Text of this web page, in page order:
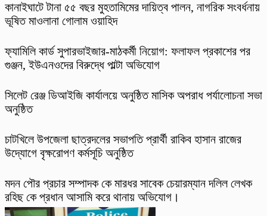
কানাইঘাটে টানা ৫৫ বছর মুহতামিমের দায়িত্ব পালন, নাগরিক সংবর্ধনায়
ভূষিত মাওলানা গোলাম ওয়াহিদ
ফ্যামিলি কার্ড সুপারভাইজার-মাঠকর্মী নিয়োগ: ফলাফল প্রকাশের পর
গুঞ্জন, ইউএনওদের বিরুদ্ধে পাল্টা অভিযোগ
‎সিলেট রেঞ্জ ডিআইজি কার্যালয়ে অনুষ্ঠিত মাসিক অপরাধ পর্যালোচনা সভা
অনুষ্ঠিত
চাটখিলে উপজেলা ছাত্রদলের সভাপতি প্রার্থী রাকিব হাসান রাজের
উদ্যোগে বৃক্ষরোপণ কর্মসূচি অনুষ্ঠিত
মদন পৌর প্রচার সম্পাদক কে মারধর সাবেক চেয়ারম্যান দলিল লেখক
রহিছ কে প্রধান আসামি করে থানায় অভিযোগ।